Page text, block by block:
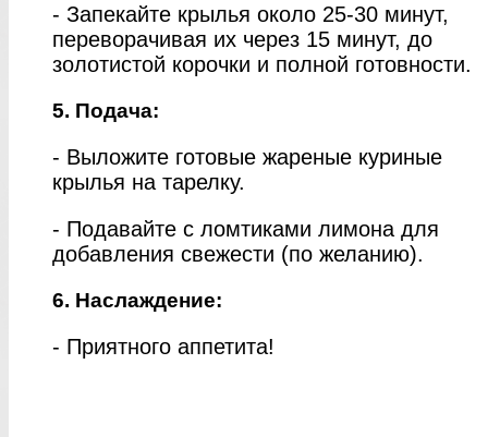
- Запекайте крылья около 25-30 минут,
переворачивая их через 15 минут, до
золотистой корочки и полной готовности.
5. Подача:
- Выложите готовые жареные куриные
крылья на тарелку.
- Подавайте с ломтиками лимона для
добавления свежести (по желанию).
6. Наслаждение:
- Приятного аппетита!